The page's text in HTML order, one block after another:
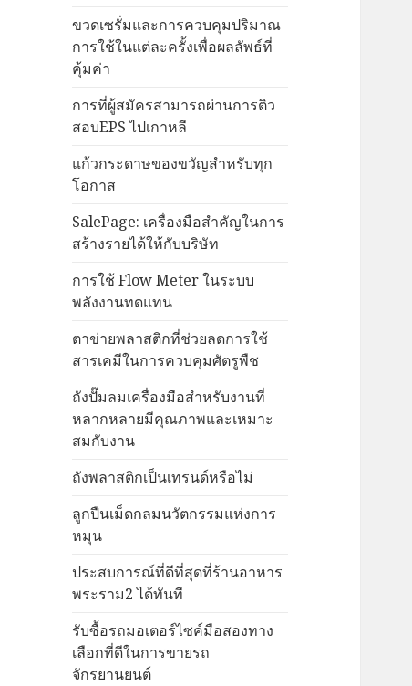
ขวดเซรั่มและการควบคุมปริมาณ
การใช้ในแต่ละครั้งเพื่อผลลัพธ์ที่
คุ้มค่า
การที่ผู้สมัครสามารถผ่านการติว
สอบEPS ไปเกาหลี
แก้วกระดาษของขวัญสำหรับทุก
โอกาส
SalePage: เครื่องมือสำคัญในการ
สร้างรายได้ให้กับบริษัท
การใช้ Flow Meter ในระบบ
พลังงานทดแทน
ตาข่ายพลาสติกที่ช่วยลดการใช้
สารเคมีในการควบคุมศัตรูพืช
ถังปั๊มลมเครื่องมือสำหรับงานที่
หลากหลายมีคุณภาพและเหมาะ
สมกับงาน
ถังพลาสติกเป็นเทรนด์หรือไม่
ลูกปืนเม็ดกลมนวัตกรรมแห่งการ
หมุน
ประสบการณ์ที่ดีที่สุดที่ร้านอาหาร
พระราม2 ได้ทันที
รับซื้อรถมอเตอร์ไซค์มือสองทาง
เลือกที่ดีในการขายรถ
จักรยานยนต์